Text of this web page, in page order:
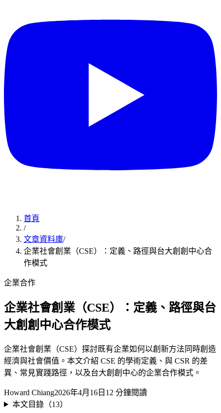
首頁
/
文章資料庫/
企業社會創業（CSE）：定義、路徑與台大創創中心合
作模式
企業合作
企業社會創業（CSE）：定義、路徑與台
大創創中心合作模式
企業社會創業（CSE）探討既有企業如何以創新方法同時創造
經濟與社會價值。本文介紹 CSE 的學術定義、與 CSR 的差
異、常見實踐路徑，以及台大創創中心的企業合作模式。
Howard Chiang2026年4月16日 12 分鐘閱讀
本文目錄（13）